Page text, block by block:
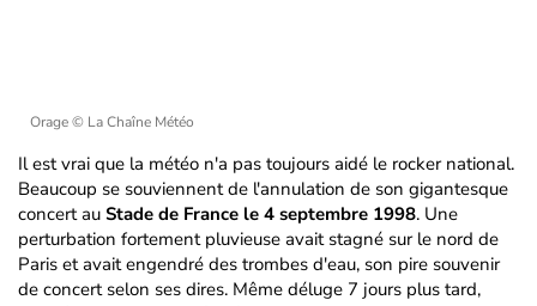
Orage© La Chaîne Météo
Il est vrai que la météo n'a pas toujours aidé le rocker national.
Beaucoup se souviennent de l'annulation de son gigantesque
concert au Stade de France le 4 septembre 1998. Une
perturbation fortement pluvieuse avait stagné sur le nord de
Paris et avait engendré des trombes d'eau, son pire souvenir
de concert selon ses dires. Même déluge 7 jours plus tard,